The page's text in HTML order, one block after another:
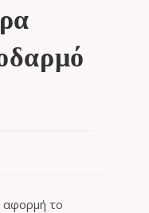
αφορμή το